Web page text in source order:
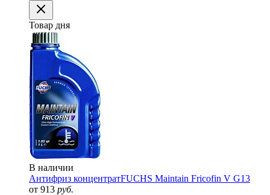
Товар дня
В наличии
Антифриз концентратFUCHS Maintain Fricofin V G13
от 913 руб.